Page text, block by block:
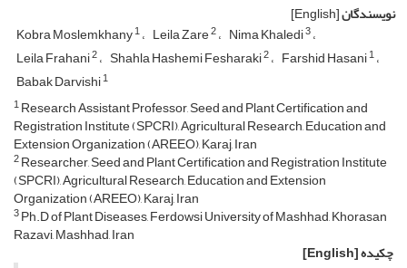
نویسندگان[English]
Kobra Moslemkhany1 Leila Zare2 Nima Khaledi3
Leila Frahani2 Shahla Hashemi Fesharaki2 Farshid Hasani1
Babak Darvishi1
1Research Assistant Professor, Seed and Plant Certification and
Registration Institute (SPCRI), Agricultural Research, Education and
Extension Organization (AREEO), Karaj, Iran
2Researcher, Seed and Plant Certification and Registration Institute
(SPCRI), Agricultural Research, Education and Extension
Organization (AREEO), Karaj, Iran
3Ph.D of Plant Diseases, Ferdowsi University of Mashhad, Khorasan
Razavi, Mashhad, Iran
چکیده[English]